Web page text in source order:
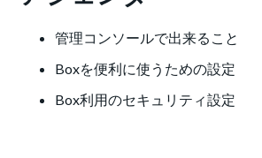
管理コンソールで出来ること
Boxを便利に使うための設定
Box利用のセキュリティ設定